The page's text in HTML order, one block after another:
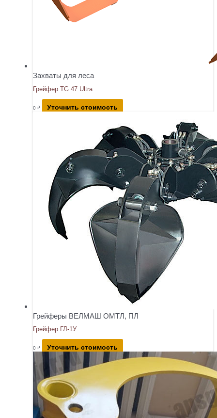
Захваты для леса
Грейфер TG 47 Ultra
0 ₽ Уточнить стоимость
Грейферы ВЕЛМАШ ОМТЛ, ПЛ
Грейфер ГЛ-1У
0 ₽ Уточнить стоимость